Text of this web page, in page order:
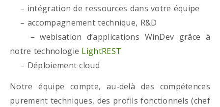
– intégration de ressources dans votre équipe
– accompagnement technique, R&D
– webisation d’applications WinDev grâce à
notre technologie LightREST
– Déploiement cloud
Notre équipe compte, au-delà des compétences
purement techniques, des profils fonctionnels (chef